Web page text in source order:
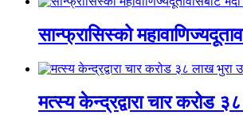
सान्फ्रासिस्को
मत्स्य केन्द्रद्वारा चार करोड